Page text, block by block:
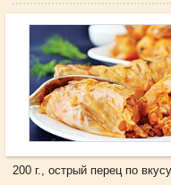
200 г., острый перец по